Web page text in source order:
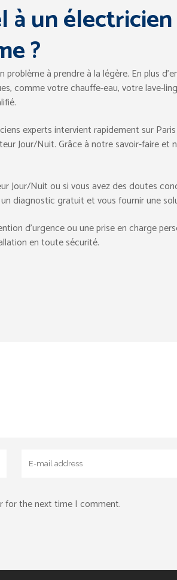
à un
?
problème à prendre à la légère. En plus
comme votre chauffe-eau, votre lave-
experts intervient rapidement sur
Jour/Nuit. Grâce à notre savoir-faire
Jour/Nuit ou si vous avez des doutes
diagnostic gratuit et vous fournir une
d’urgence ou une prise en charge
en toute sécurité.
for the next time I comment.